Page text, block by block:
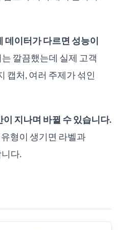
데이터가 다르면 성능이
깔끔했는데 실제 고객
캡처, 여러 주제가 섞인
이 지나며 바뀔 수 있습니다.
형이 생기면 라벨과
다.